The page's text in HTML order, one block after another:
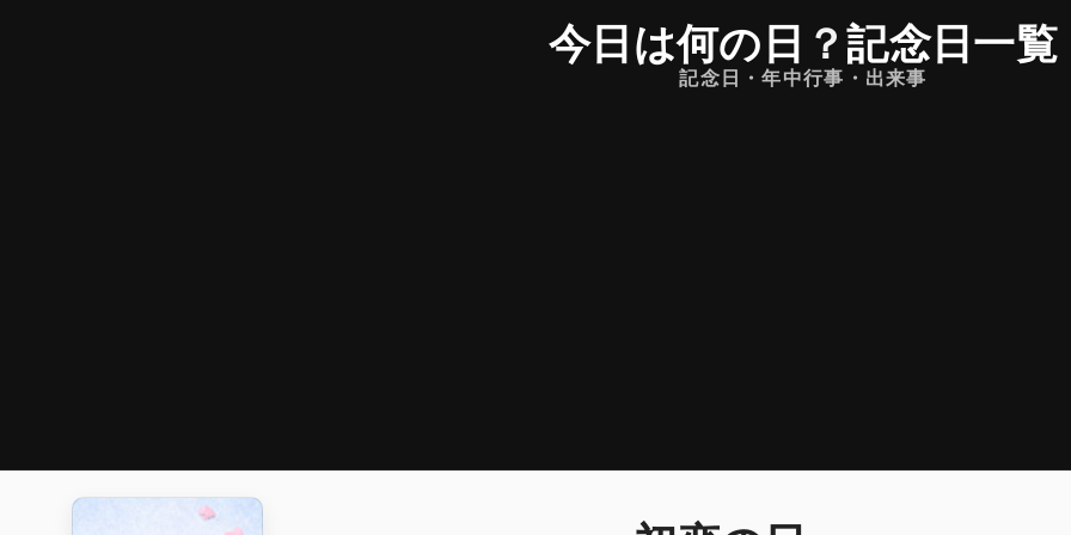
今日は何の日 ？記念日一覧
記念日・年中行事・出来事